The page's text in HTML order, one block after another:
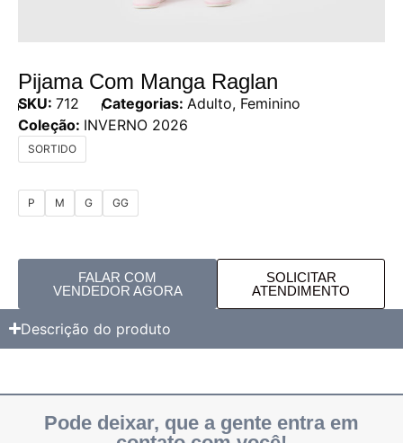
Pijama Com Manga Raglan
SKU: 712 Categorias: Adulto, Feminino
Coleção: INVERNO 2026
SORTIDO
P M G GG
FALAR COM
VENDEDOR AGORA
SOLICITAR
ATENDIMENTO
Descrição do produto
Pode deixar, que a gente entra em